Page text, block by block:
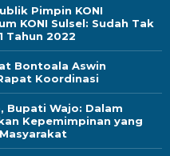
Pimpin KONI
KONI Sulsel: Sudah Tak
Tahun 2022
Bontoala Aswin
Koordinasi
Bupati Wajo: Dalam
Kepemimpinan yang